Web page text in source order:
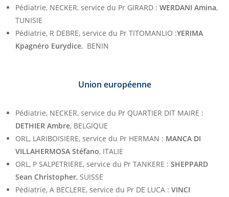
Pédiatrie, NECKER, service du Pr GIRARD : WERDANI Amina,
TUNISIE
Pédiatrie, R DEBRE, service du Pr TITOMANLIO :YERIMA
Kpagnéro Eurydice, BENIN
Union européenne
Pédiatrie, NECKER, service du Pr QUARTIER DIT MAIRE :
DETHIER Ambre, BELGIQUE
ORL, LARIBOISIERE, service du Pr HERMAN : MANCA DI
VILLAHERMOSA Stéfano, ITALIE
ORL, P SALPETRIERE, service du Pr TANKERE : SHEPPARD
Sean Christopher, SUISSE
Pédiatrie, A BECLERE, service du Pr DE LUCA : VINCI